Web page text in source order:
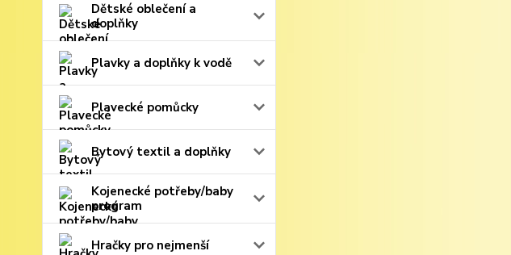
Dětské oblečení a
doplňky
Plavky a doplňky k vodě
Plavecké pomůcky
Bytový textil a doplňky
Kojenecké potřeby/baby
program
Hračky pro nejmenší